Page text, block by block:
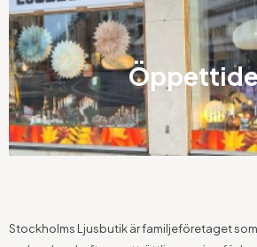
Stockholms Ljusbutik är familjeföretaget